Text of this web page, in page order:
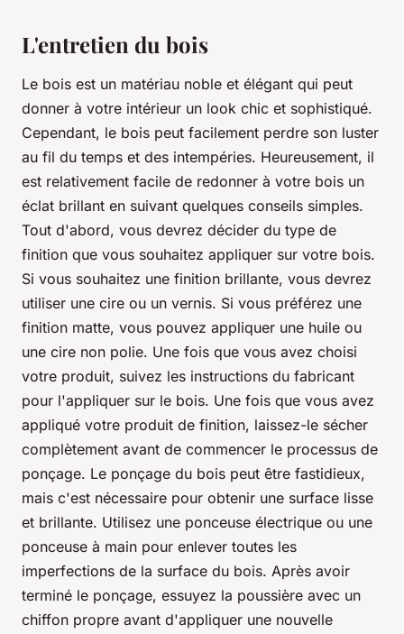
L'entretien du bois
Le bois est un matériau noble et élégant qui peut
donner à votre intérieur un look chic et sophistiqué.
Cependant, le bois peut facilement perdre son luster
au fil du temps et des intempéries. Heureusement, il
est relativement facile de redonner à votre bois un
éclat brillant en suivant quelques conseils simples.
Tout d'abord, vous devrez décider du type de
finition que vous souhaitez appliquer sur votre bois.
Si vous souhaitez une finition brillante, vous devrez
utiliser une cire ou un vernis. Si vous préférez une
finition matte, vous pouvez appliquer une huile ou
une cire non polie. Une fois que vous avez choisi
votre produit, suivez les instructions du fabricant
pour l'appliquer sur le bois. Une fois que vous avez
appliqué votre produit de finition, laissez-le sécher
complètement avant de commencer le processus de
ponçage. Le ponçage du bois peut être fastidieux,
mais c'est nécessaire pour obtenir une surface lisse
et brillante. Utilisez une ponceuse électrique ou une
ponceuse à main pour enlever toutes les
imperfections de la surface du bois. Après avoir
terminé le ponçage, essuyez la poussière avec un
chiffon propre avant d'appliquer une nouvelle